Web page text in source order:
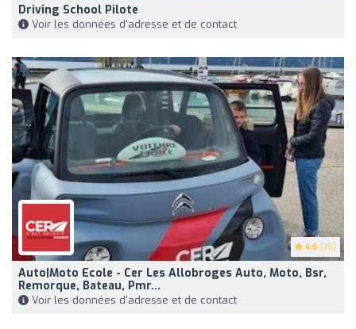
Driving School Pilote
Voir les données d'adresse et de contact
4.6 (76)
Auto|Moto Ecole - Cer Les Allobroges Auto, Moto, Bsr,
Remorque, Bateau, Pmr...
Voir les données d'adresse et de contact